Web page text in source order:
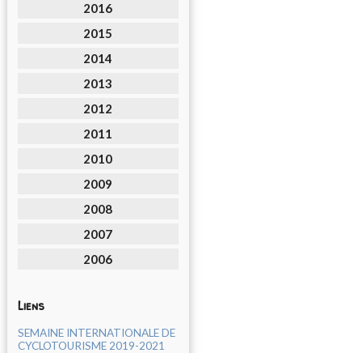
2016
2015
2014
2013
2012
2011
2010
2009
2008
2007
2006
Liens
SEMAINE INTERNATIONALE DE
CYCLOTOURISME 2019-2021